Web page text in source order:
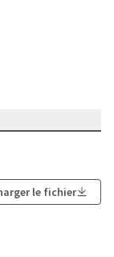
le fichier